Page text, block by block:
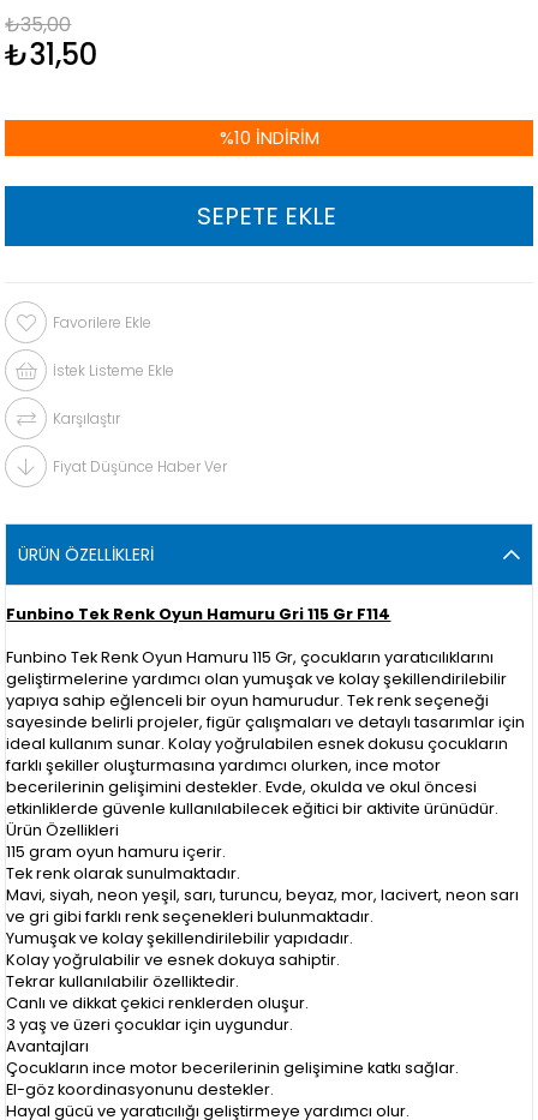
₺35,00
₺31,50
%10 İNDIRIM
Favorilere Ekle
İstek Listeme Ekle
Karşılaştır
Fiyat Düşünce Haber Ver
ÜRÜN ÖZELLIKLERI
Funbino Tek Renk Oyun Hamuru Gri 115 Gr F114
Funbino Tek Renk Oyun Hamuru 115 Gr, çocukların yaratıcılıklarını
geliştirmelerine yardımcı olan yumuşak ve kolay şekillendirilebilir
yapıya sahip eğlenceli bir oyun hamurudur. Tek renk seçeneği
sayesinde belirli projeler, figür çalışmaları ve detaylı tasarımlar için
ideal kullanım sunar. Kolay yoğrulabilen esnek dokusu çocukların
farklı şekiller oluşturmasına yardımcı olurken, ince motor
becerilerinin gelişimini destekler. Evde, okulda ve okul öncesi
etkinliklerde güvenle kullanılabilecek eğitici bir aktivite ürünüdür.
Ürün Özellikleri
115 gram oyun hamuru içerir.
Tek renk olarak sunulmaktadır.
Mavi, siyah, neon yeşil, sarı, turuncu, beyaz, mor, lacivert, neon sarı
ve gri gibi farklı renk seçenekleri bulunmaktadır.
Yumuşak ve kolay şekillendirilebilir yapıdadır.
Kolay yoğrulabilir ve esnek dokuya sahiptir.
Tekrar kullanılabilir özelliktedir.
Canlı ve dikkat çekici renklerden oluşur.
3 yaş ve üzeri çocuklar için uygundur.
Avantajları
Çocukların ince motor becerilerinin gelişimine katkı sağlar.
El-göz koordinasyonunu destekler.
Hayal gücü ve yaratıcılığı geliştirmeye yardımcı olur.